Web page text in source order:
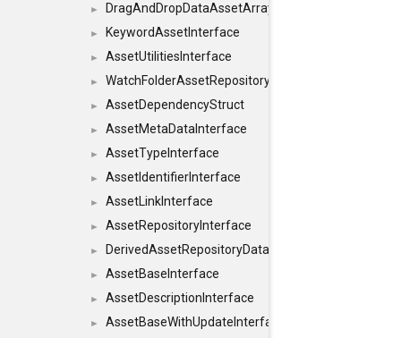
► DragAndDropDataAssetArray
► KeywordAssetInterface
► AssetUtilitiesInterface
► WatchFolderAssetRepositoryInterface
► AssetDependencyStruct
► AssetMetaDataInterface
► AssetTypeInterface
► AssetIdentifierInterface
► AssetLinkInterface
► AssetRepositoryInterface
► DerivedAssetRepositoryDataInterface
► AssetBaseInterface
► AssetDescriptionInterface
► AssetBaseWithUpdateInterface